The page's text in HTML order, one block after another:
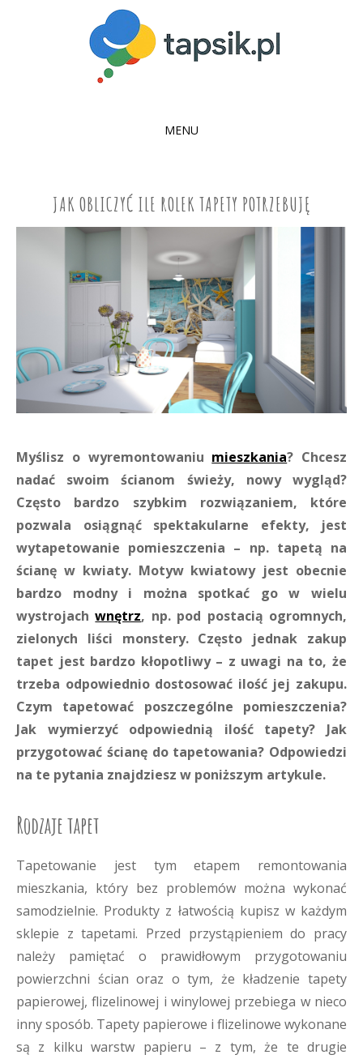
MENU
CONTENTJAK OBLICZYĆ ILE ROLEK TAPETY POTRZEBUJĘ
Myślisz o wyremontowaniu mieszkania? Chcesz
nadać swoim ścianom świeży, nowy wygląd?
Często bardzo szybkim rozwiązaniem, które
pozwala osiągnąć spektakularne efekty, jest
wytapetowanie pomieszczenia – np. tapetą na
ścianę w kwiaty. Motyw kwiatowy jest obecnie
bardzo modny i można spotkać go w wielu
wystrojachwnętrz, np. pod postacią ogromnych,
zielonych liści monstery. Często jednak zakup
tapet jest bardzo kłopotliwy – z uwagi na to, że
trzeba odpowiednio dostosować ilość jej zakupu.
Czym tapetować poszczególne pomieszczenia?
Jak wymierzyć odpowiednią ilość tapety? Jak
przygotować ścianę do tapetowania? Odpowiedzi
na te pytania znajdziesz w poniższym artykule.
Rodzaje tapet
Tapetowanie jest tym etapem remontowania
mieszkania, który bez problemów można wykonać
samodzielnie. Produkty z łatwością kupisz w każdym
sklepie z tapetami. Przed przystąpieniem do pracy
należy pamiętać o prawidłowym przygotowaniu
powierzchni ścian oraz o tym, że kładzenie tapety
papierowej, flizelinowej i winylowej przebiega w nieco
inny sposób. Tapety papierowe i flizelinowe wykonane
są z kilku warstw papieru – z tym, że te drugie